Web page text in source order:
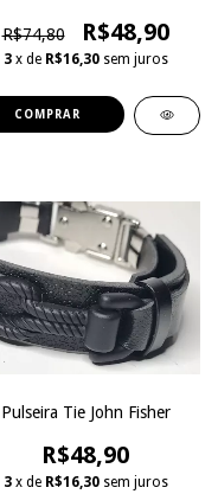
R$74,80 R$48,90
3 x de R$16,30 sem juros
Pulseira Tie John Fisher
R$48,90
3 x de R$16,30 sem juros